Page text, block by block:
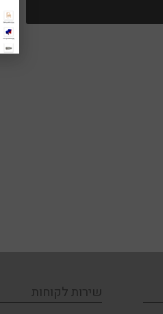
שירות לקוחות